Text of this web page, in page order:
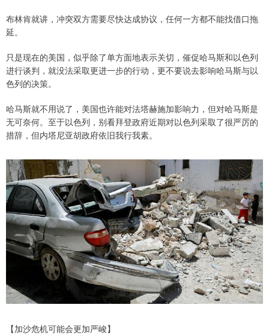
布林肯就讲，冲突双方需要尽快达成协议，任何一方都不能找借口拖
延。
只是现在的美国，似乎除了单方面地表示关切，催促哈马斯和以色列
进行谈判，就没法采取更进一步的行动，更不要说去影响哈马斯与以
色列的决策。
哈马斯就不用说了，美国也许能对法塔赫施加影响力，但对哈马斯是
无可奈何。至于以色列，别看拜登政府近期对以色列采取了很严厉的
措辞，但内塔尼亚胡政府依旧我行我素。
【加沙危机可能会更加严峻】